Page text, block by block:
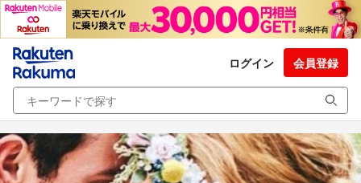
ログイン 会員登録